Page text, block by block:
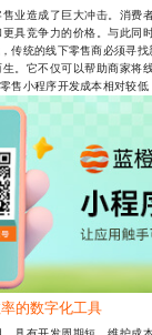
业造成了巨大冲击。消费
具竞争力的价格。与此同
传统的线下零售商必须寻
。它不仅可以帮助商家将
售小程序开发成本相对较
的数字化工具